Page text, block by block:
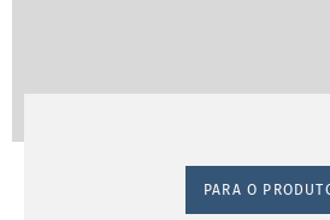
PARA O